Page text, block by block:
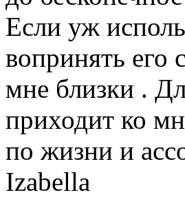
Если уж
вопринять его
мне близки .
приходит ко
по жизни и
Izabella